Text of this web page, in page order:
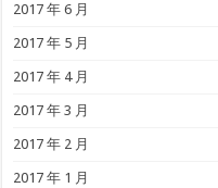
2017 年 6 月
2017 年 5 月
2017 年 4 月
2017 年 3 月
2017 年 2 月
2017 年 1 月